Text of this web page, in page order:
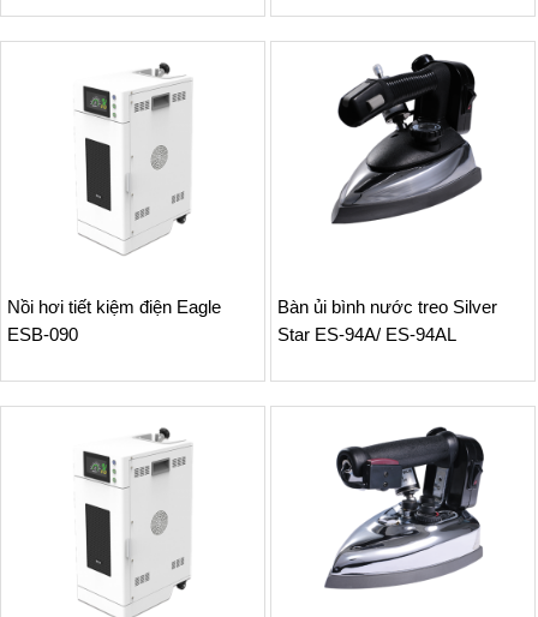
Nồi hơi tiết kiệm điện Eagle
ESB-090
Bàn ủi bình nước treo Silver
Star ES-94A/ ES-94AL